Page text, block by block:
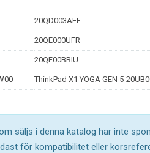
20QD003AEE
20QE000UFR
20QF00BRIU
ThinkPad X1 YOGA GEN 5-
säljs i denna katalog har inte
för kompatibilitet eller